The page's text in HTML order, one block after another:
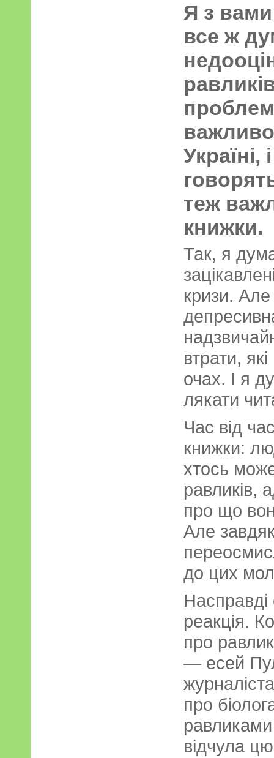
Я з
все ж
Україні,
теж
книжки.
Так, я
кризи.
втрати,
очах. І я
лякати
Час від
книжки:
хтось
равликів,
про що
Але
до цих
реакція.
про
— есей
про
відчула